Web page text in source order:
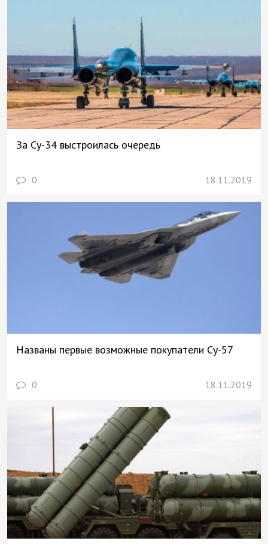
За Су-34 выстроилась очередь
0 18.11.2019
Названы первые возможные покупатели Су-57
0 18.11.2019